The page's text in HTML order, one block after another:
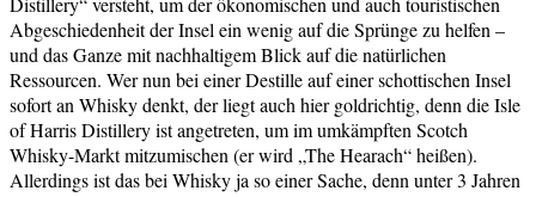
Abgeschiedenheit der Insel ein wenig auf die Sprünge zu helfen –
und das Ganze mit nachhaltigem Blick auf die natürlichen
Ressourcen. Wer nun bei einer Destille auf einer schottischen Insel
sofort an Whisky denkt, der liegt auch hier goldrichtig, denn die Isle
of Harris Distillery ist angetreten, um im umkämpften Scotch
Whisky-Markt mitzumischen (er wird „The Hearach“ heißen).
Allerdings ist das bei Whisky ja so einer Sache, denn unter 3 Jahren